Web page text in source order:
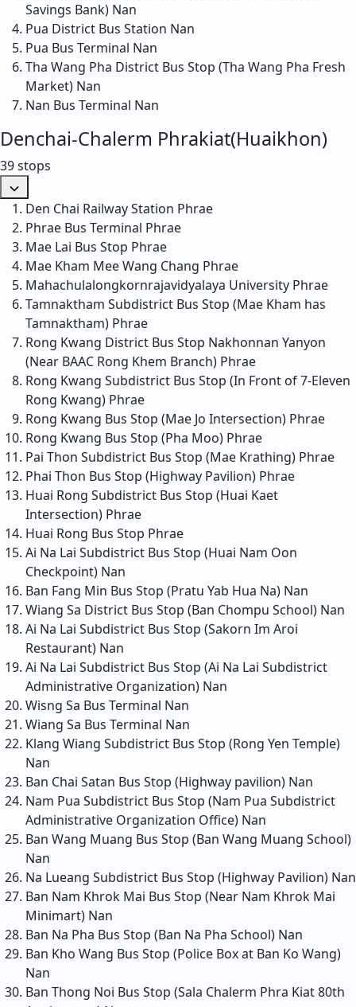
Savings Bank) Nan
Pua District Bus Station Nan
Pua Bus Terminal Nan
Tha Wang Pha District Bus Stop (Tha Wang Pha Fresh
Market) Nan
Nan Bus Terminal Nan
Denchai-Chalerm Phrakiat(Huaikhon)
39 stops
Den Chai Railway Station Phrae
Phrae Bus Terminal Phrae
Mae Lai Bus Stop Phrae
Mae Kham Mee Wang Chang Phrae
Mahachulalongkornrajavidyalaya University Phrae
Tamnaktham Subdistrict Bus Stop (Mae Kham has
Tamnaktham) Phrae
Rong Kwang District Bus Stop Nakhonnan Yanyon
(Near BAAC Rong Khem Branch) Phrae
Rong Kwang Subdistrict Bus Stop (In Front of 7-Eleven
Rong Kwang) Phrae
Rong Kwang Bus Stop (Mae Jo Intersection) Phrae
Rong Kwang Bus Stop (Pha Moo) Phrae
Pai Thon Subdistrict Bus Stop (Mae Krathing) Phrae
Phai Thon Bus Stop (Highway Pavilion) Phrae
Huai Rong Subdistrict Bus Stop (Huai Kaet
Intersection) Phrae
Huai Rong Bus Stop Phrae
Ai Na Lai Subdistrict Bus Stop (Huai Nam Oon
Checkpoint) Nan
Ban Fang Min Bus Stop (Pratu Yab Hua Na) Nan
Wiang Sa District Bus Stop (Ban Chompu School) Nan
Ai Na Lai Subdistrict Bus Stop (Sakorn Im Aroi
Restaurant) Nan
Ai Na Lai Subdistrict Bus Stop (Ai Na Lai Subdistrict
Administrative Organization) Nan
Wisng Sa Bus Terminal Nan
Wiang Sa Bus Terminal Nan
Klang Wiang Subdistrict Bus Stop (Rong Yen Temple)
Nan
Ban Chai Satan Bus Stop (Highway pavilion) Nan
Nam Pua Subdistrict Bus Stop (Nam Pua Subdistrict
Administrative Organization Office) Nan
Ban Wang Muang Bus Stop (Ban Wang Muang School)
Nan
Na Lueang Subdistrict Bus Stop (Highway Pavilion) Nan
Ban Nam Khrok Mai Bus Stop (Near Nam Khrok Mai
Minimart) Nan
Ban Na Pha Bus Stop (Ban Na Pha School) Nan
Ban Kho Wang Bus Stop (Police Box at Ban Ko Wang)
Nan
Ban Thong Noi Bus Stop (Sala Chalerm Phra Kiat 80th